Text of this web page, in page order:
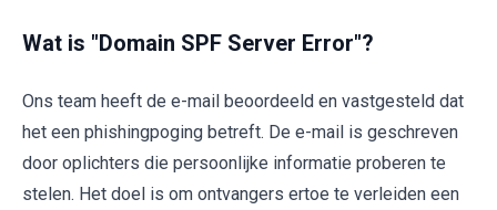
Wat is "Domain SPF Server Error"?
Ons team heeft de e-mail beoordeeld en vastgesteld dat
het een phishingpoging betreft. De e-mail is geschreven
door oplichters die persoonlijke informatie proberen te
stelen. Het doel is om ontvangers ertoe te verleiden een